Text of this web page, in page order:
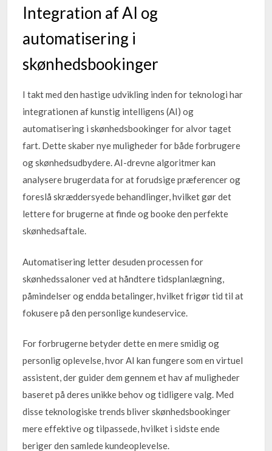
Integration af AI og
automatisering i
skønhedsbookinger
I takt med den hastige udvikling inden for teknologi har
integrationen af kunstig intelligens (AI) og
automatisering i skønhedsbookinger for alvor taget
fart. Dette skaber nye muligheder for både forbrugere
og skønhedsudbydere. AI-drevne algoritmer kan
analysere brugerdata for at forudsige præferencer og
foreslå skræddersyede behandlinger, hvilket gør det
lettere for brugerne at finde og booke den perfekte
skønhedsaftale.
Automatisering letter desuden processen for
skønhedssaloner ved at håndtere tidsplanlægning,
påmindelser og endda betalinger, hvilket frigør tid til at
fokusere på den personlige kundeservice.
For forbrugerne betyder dette en mere smidig og
personlig oplevelse, hvor AI kan fungere som en virtuel
assistent, der guider dem gennem et hav af muligheder
baseret på deres unikke behov og tidligere valg. Med
disse teknologiske trends bliver skønhedsbookinger
mere effektive og tilpassede, hvilket i sidste ende
beriger den samlede kundeoplevelse.